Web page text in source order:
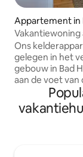
Appartement in
f
Vakantiewoning
Drachenfels
Ons
gelegen in het
gebouw in Bad
aan de voet
slechts een
Wanneer je
kijk je uit op de